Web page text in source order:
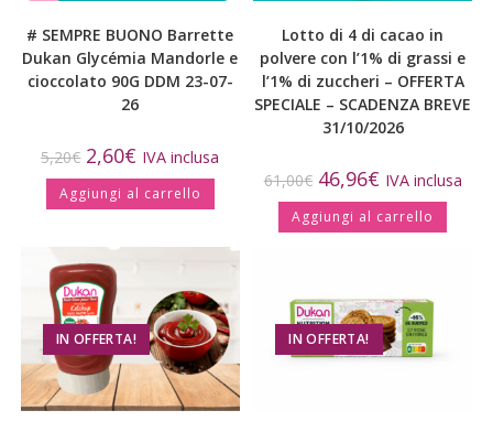
# SEMPRE BUONO Barrette
Dukan Glycémia Mandorle e
cioccolato 90G DDM 23-07-
26
5,20€ 2,60€ IVA inclusa
Aggiungi al carrello
Lotto di 4 di cacao in
polvere con l’1% di grassi e
l’1% di zuccheri – OFFERTA
SPECIALE – SCADENZA BREVE
31/10/2026
61,00€ 46,96€ IVA inclusa
Aggiungi al carrello
IN OFFERTA! IN OFFERTA!